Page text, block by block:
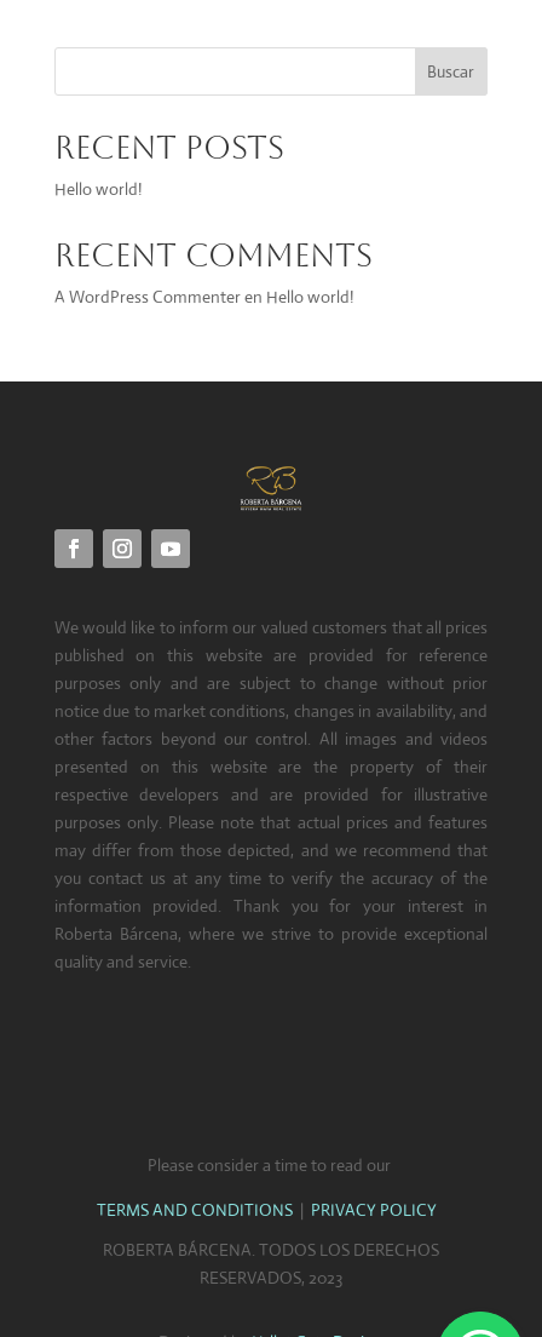
Buscar
Recent Posts
Hello world!
Recent Comments
A WordPress Commenteren Hello world!
We would like to inform our valued customers that all prices
published on this website are provided for reference
purposes only and are subject to change without prior
notice due to market conditions, changes in availability, and
other factors beyond our control. All images and videos
presented on this website are the property of their
respective developers and are provided for illustrative
purposes only. Please note that actual prices and features
may differ from those depicted, and we recommend that
you contact us at any time to verify the accuracy of the
information provided. Thank you for your interest in
Roberta Bárcena, where we strive to provide exceptional
quality and service.
Please consider a time to read our
TERMS AND CONDITIONS | PRIVACY POLICY
ROBERTA BÁRCENA. TODOS LOS DERECHOS
RESERVADOS, 2023